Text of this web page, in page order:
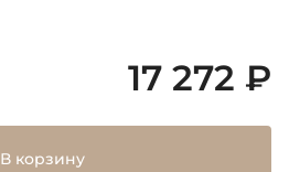
17 272 ₽
В корзину